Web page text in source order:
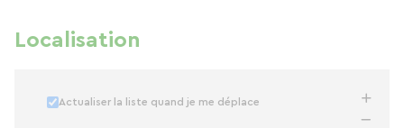
Localisation
Actualiser la liste quand je me déplace